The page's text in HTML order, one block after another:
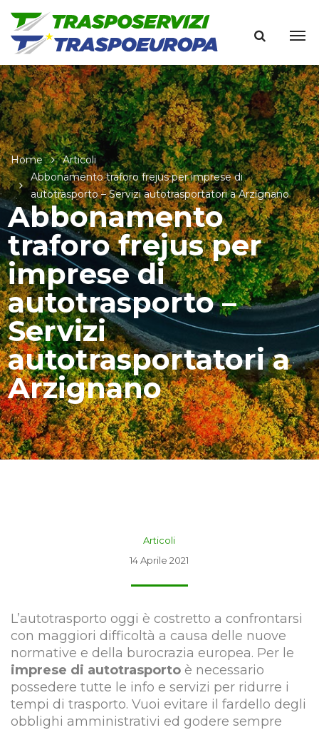
Home
Articoli
Abbonamento traforo frejus per imprese di
autotrasporto – Servizi autotrasportatori a Arzignano
Abbonamento
traforo frejus per
imprese di
autotrasporto –
Servizi
autotrasportatori a
Arzignano
Articoli
14 Aprile 2021
L’autotrasporto oggi è costretto a confrontarsi
con maggiori difficoltà a causa delle nuove
normative e della burocrazia europea. Per le
imprese di autotrasporto è necessario
possedere tutte le info e servizi per ridurre i
tempi di trasporto. Vuoi evitare il fardello degli
obblighi amministrativi ed godere sempre